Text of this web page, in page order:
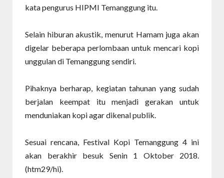
kata pengurus HIPMI Temanggung itu.
Selain hiburan akustik, menurut Hamam juga akan
digelar beberapa perlombaan untuk mencari kopi
unggulan di Temanggung sendiri.
Pihaknya berharap, kegiatan tahunan yang sudah
berjalan keempat itu menjadi gerakan untuk
menduniakan kopi agar dikenal publik.
Sesuai rencana, Festival Kopi Temanggung 4 ini
akan berakhir besuk Senin 1 Oktober 2018.
(htm29/hi).